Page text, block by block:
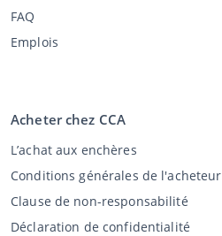
FAQ
Emplois
Acheter chez CCA
L’achat aux enchères
Conditions générales de l'acheteur
Clause de non-responsabilité
Déclaration de confidentialité